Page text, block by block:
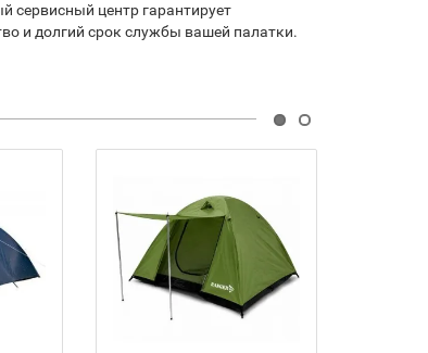
сервисный центр гарантирует
и долгий срок службы вашей палатки.